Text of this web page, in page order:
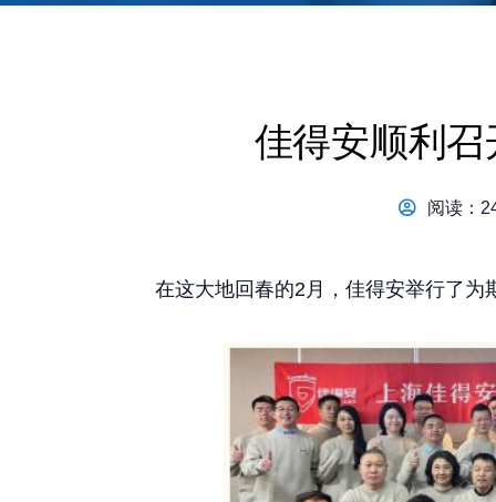
佳得安顺利
阅读：
在这大地回春的2月，佳得安举行了为